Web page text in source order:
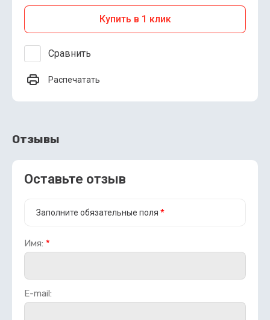
Купить в 1 клик
Сравнить
Распечатать
Отзывы
Оставьте отзыв
Заполните обязательные поля *
Имя: *
E-mail: